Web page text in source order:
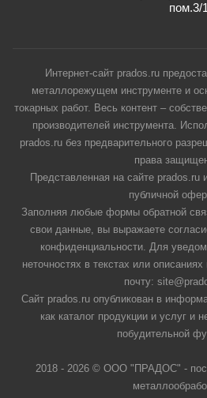
пом.3/1
Интернет-сайт prados.ru
металлорежущем инструменте и
токарных работ. Весь контент –
производителей инструмента.
prados.ru без предварительного
права
Представленная на сайте prados.ru
публичной
Заполняя любые формы обратной
свои данные, вы выражаете
конфиденциальности. Для
неточностях в текстах или
почту:
Сайт prados.ru опубликован в
как каталог продукции и услуг и
побудительной
2018 - 2026 © ООО "ПРАДОС" -